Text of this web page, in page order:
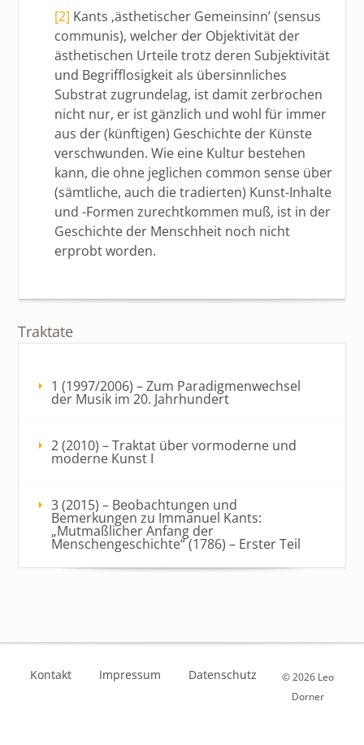
[2] Kants ‚ästhetischer Gemeinsinn’ (sensus
communis), welcher der Objektivität der
ästhetischen Urteile trotz deren Subjektivität
und Begrifflosigkeit als übersinnliches
Substrat zugrundelag, ist damit zerbrochen
nicht nur, er ist gänzlich und wohl für immer
aus der (künftigen) Geschichte der Künste
verschwunden. Wie eine Kultur bestehen
kann, die ohne jeglichen common sense über
(sämtliche, auch die tradierten) Kunst-Inhalte
und -Formen zurechtkommen muß, ist in der
Geschichte der Menschheit noch nicht
erprobt worden.
Traktate
1 (1997/2006) – Zum Paradigmenwechsel
der Musik im 20. Jahrhundert
2 (2010) – Traktat über vormoderne und
moderne Kunst I
3 (2015) – Beobachtungen und
Bemerkungen zu Immanuel Kants:
„Mutmaßlicher Anfang der
Menschengeschichte“ (1786) – Erster Teil
Kontakt Impressum Datenschutz
© 2026 Leo
Dorner